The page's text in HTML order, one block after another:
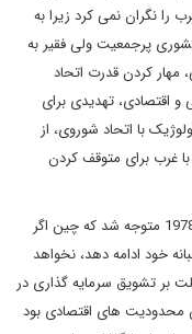
را نگران نمی کرد زیرا به
پرجمعیت ولی فقیر به
کردن قدرت اتحاد
و اقتصادی، تهدیدی برای
با اتحاد شوروی، از
غرب برای متوقف کردن
دنگ شیائوپینگ پس از به قدرت رسیدن در سال 1978 متوجه شد که چین اگر
خود ادامه دهد، نخواهد
بر تشویق سرمایه گذاری در
محدودیت های اقتصادی بود